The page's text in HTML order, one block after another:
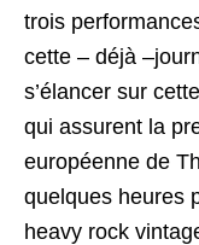
trois
cette – déjà
s’élancer sur
qui assurent la
européenne de
quelques heures
heavy rock